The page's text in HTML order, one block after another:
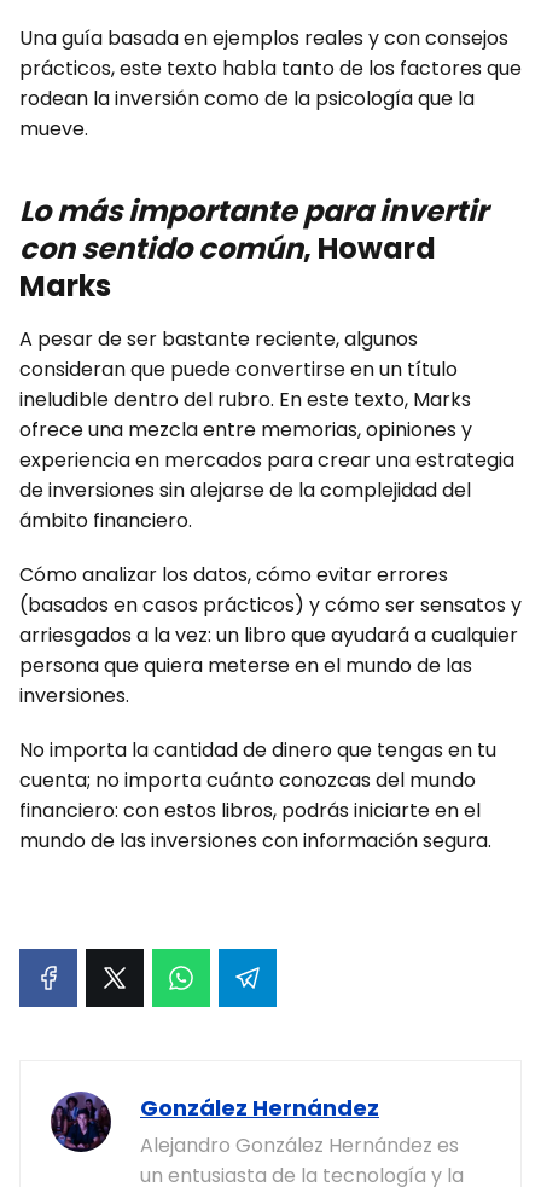
Una guía basada en ejemplos reales y con consejos
prácticos, este texto habla tanto de los factores que
rodean la inversión como de la psicología que la
mueve.
Lo más importante para invertir
con sentido común, Howard
Marks
A pesar de ser bastante reciente, algunos
consideran que puede convertirse en un título
ineludible dentro del rubro. En este texto, Marks
ofrece una mezcla entre memorias, opiniones y
experiencia en mercados para crear una estrategia
de inversiones sin alejarse de la complejidad del
ámbito financiero.
Cómo analizar los datos, cómo evitar errores
(basados en casos prácticos) y cómo ser sensatos y
arriesgados a la vez: un libro que ayudará a cualquier
persona que quiera meterse en el mundo de las
inversiones.
No importa la cantidad de dinero que tengas en tu
cuenta; no importa cuánto conozcas del mundo
financiero: con estos libros, podrás iniciarte en el
mundo de las inversiones con información segura.
González Hernández
Alejandro González Hernández es
un entusiasta de la tecnología y la